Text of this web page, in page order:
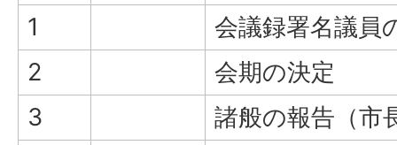
1
会議録署名議員
2
会期の決定
3
諸般の報告（市